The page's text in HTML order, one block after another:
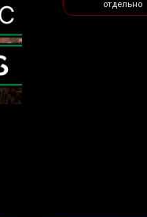
отдельно